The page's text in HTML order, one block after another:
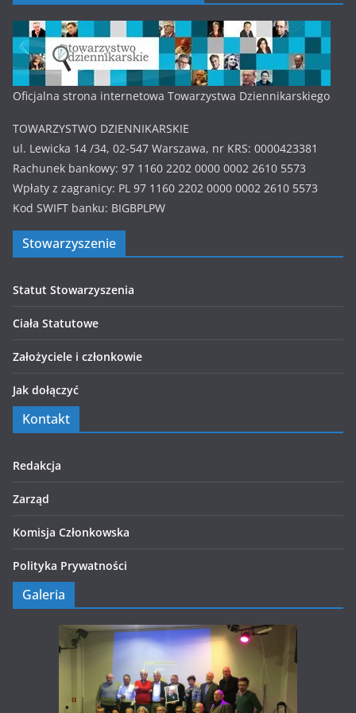
Oficjalna strona internetowa Towarzystwa Dziennikarskiego
TOWARZYSTWO DZIENNIKARSKIE
ul. Lewicka 14 /34, 02-547 Warszawa, nr KRS: 0000423381
Rachunek bankowy: 97 1160 2202 0000 0002 2610 5573
Wpłaty z zagranicy: PL 97 1160 2202 0000 0002 2610 5573
Kod SWIFT banku: BIGBPLPW
Stowarzyszenie
Statut Stowarzyszenia
Ciała Statutowe
Założyciele i członkowie
Jak dołączyć
Kontakt
Redakcja
Zarząd
Komisja Członkowska
Polityka Prywatności
Galeria